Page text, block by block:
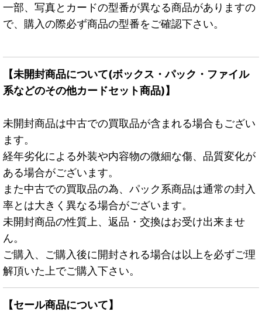
一部、写真とカードの型番が異なる商品がありますの
で、購入の際必ず商品の型番をご確認下さい。
【未開封商品について(ボックス・パック・ファイル
系などのその他カードセット商品)】
未開封商品は中古での買取品が含まれる場合もござい
ます。
経年劣化による外装や内容物の微細な傷、品質変化が
ある場合がございます。
また中古での買取品の為、パック系商品は通常の封入
率とは大きく異なる場合がございます。
未開封商品の性質上、返品・交換はお受け出来ませ
ん。
ご購入、ご購入後に開封される場合は以上を必ずご理
解頂いた上でご購入下さい。
【セール商品について】